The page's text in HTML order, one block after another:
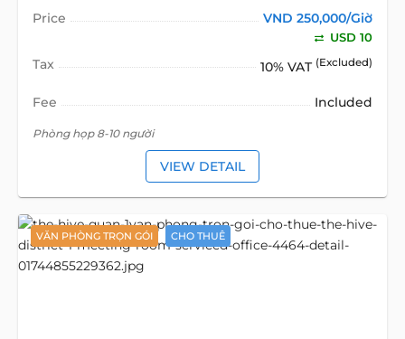
Price
VND 250,000/Giờ
USD 10
Tax 10% VAT (Excluded)
Fee Included
Phòng họp 8-10 người
VIEW DETAIL
VĂN PHÒNG TRỌN GÓI CHO THUÊ